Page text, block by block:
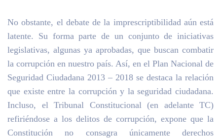
No obstante, el debate de la imprescriptibilidad aún está
latente. Su forma parte de un conjunto de iniciativas
legislativas, algunas ya aprobadas, que buscan combatir
la corrupción en nuestro país. Así, en el Plan Nacional de
Seguridad Ciudadana 2013 – 2018 se destaca la relación
que existe entre la corrupción y la seguridad ciudadana.
Incluso, el Tribunal Constitucional (en adelante TC)
refiriéndose a los delitos de corrupción, expone que la
Constitución no consagra únicamente derechos